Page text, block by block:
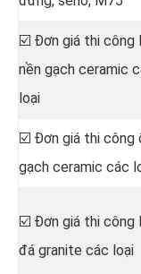
☑️ Đơn giá thi công
nền gạch ceramic
loại
☑️ Đơn giá thi công
gạch ceramic các
☑️ Đơn giá thi công
đá granite các loại